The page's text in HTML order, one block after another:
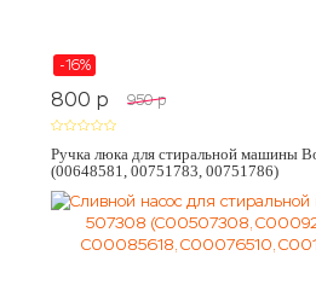
-16%
800 p 950 p
Ручка люка для стиральной машины
(00648581, 00751783, 00751786)